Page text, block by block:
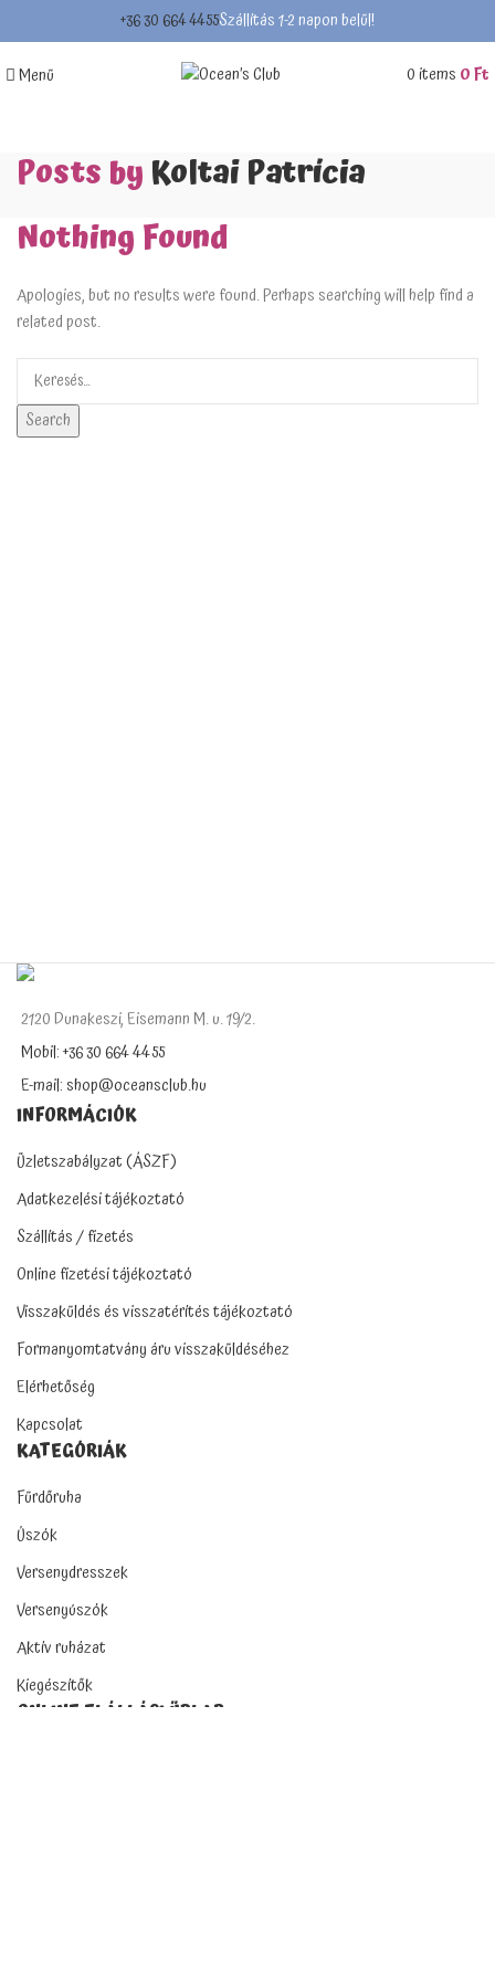
+36 30 664 4455Szállítás 1-2 napon belül!
Menü
0items 0Ft
Posts byKoltai Patrícia
Nothing Found
Apologies, but no results were found. Perhaps searching will help find a
related post.
Search
2120 Dunakeszi, Eisemann M. u. 19/2.
Mobil: +36 30 664 4455
E-mail: shop@oceansclub.hu
INFORMÁCIÓK
Üzletszabályzat (ÁSZF)
Adatkezelési tájékoztató
Szállítás / fizetés
Online fizetési tájékoztató
Visszaküldés és visszatérítés tájékoztató
Formanyomtatvány áru visszaküldéséhez
Elérhetőség
Kapcsolat
KATEGÓRIÁK
Fürdőruha
Úszók
Versenydresszek
Versenyúszók
Aktív ruházat
Kiegészítők
ONLINE ELÁLLÁSI ŰRLAP